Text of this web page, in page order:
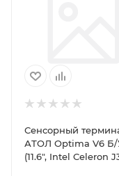
Сенсорный
АТОЛ Optima V6
(11.6", Intel Celeron